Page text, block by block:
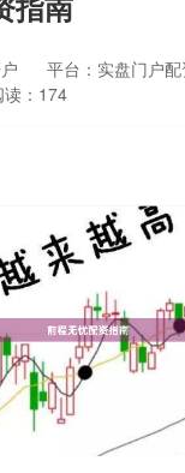
平台：实盘门户配
读：174